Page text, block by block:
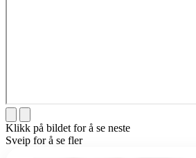
Klikk på bildet for å se neste
Sveip for å se fler